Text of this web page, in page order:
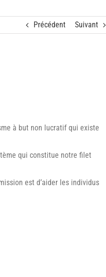
Précédent Suivant
à but non lucratif qui existe
qui constitue notre filet
est d’aider les individus